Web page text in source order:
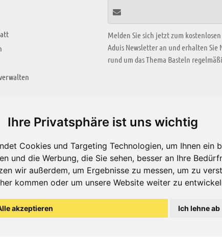
Ihre Privatsphäre ist uns wichtig
Cookies und Targeting Technologien, um Ihnen ein
und die Werbung, die Sie sehen, besser an Ihre
wir außerdem, um Ergebnisse zu messen, um zu
kommen oder um unsere Website weiter zu
akzeptieren Ich lehne ab
Melden Sie sich jetzt zum kostenlosen
Aduis Newsletter an und erhalten
rund um das Thema Basteln
KREATIV ZONE
Alle Videos
Bastelideen
Arbeitsblätter